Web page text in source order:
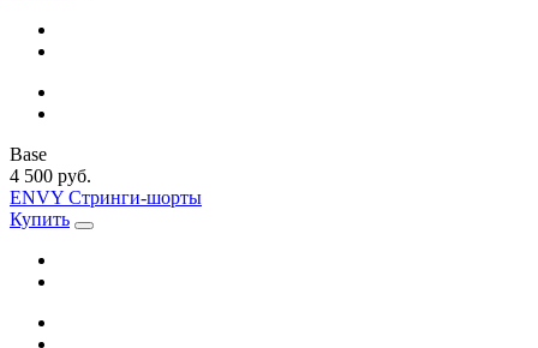
Base
4 500 руб.
ENVY Стринги-шорты
Купить